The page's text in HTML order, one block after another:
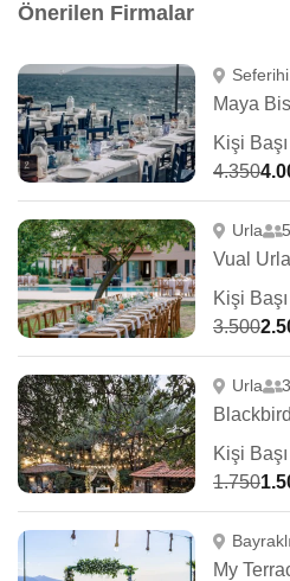
Önerilen Firmalar
Maya
Kişi Başı
4.350
Urla
Vual Urla
Kişi Başı
3.500
Urla
Kişi Başı
1.750
Bayraklı
My